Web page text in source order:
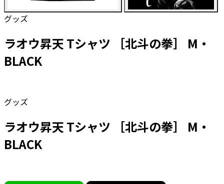
グッズ
ラオウ昇天 Tシャツ ［北斗の拳］ M・
BLACK
グッズ
ラオウ昇天 Tシャツ ［北斗の拳］ M・
BLACK